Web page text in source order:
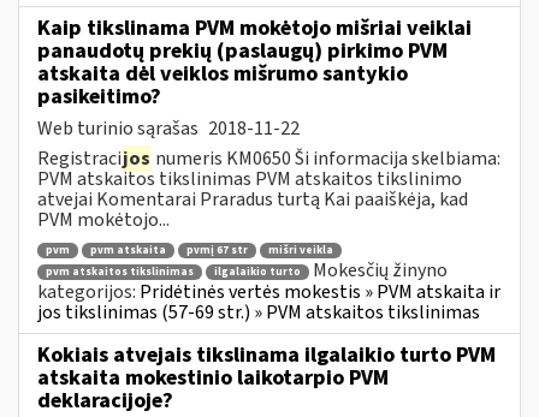
Kaip tikslinama PVM mokėtojo mišriai veiklai
panaudotų prekių (paslaugų) pirkimo PVM
atskaita dėl veiklos mišrumo santykio
pasikeitimo?
Web turinio sąrašas 2018-11-22
Registracijos numeris KM0650 Ši informacija skelbiama:
PVM atskaitos tikslinimas PVM atskaitos tikslinimo
atvejai Komentarai Praradus turtą Kai paaiškėja, kad
PVM mokėtojo...
pvm pvm atskaita pvmį 67 str
mišri veikla
pvm atskaitos tikslinimas
ilgalaikio turto
Mokesčių žinyno
kategorijos: Pridėtinės vertės mokestis » PVM atskaita ir
jos tikslinimas (57-69 str.) » PVM atskaitos tikslinimas
Kokiais atvejais tikslinama ilgalaikio turto PVM
atskaita mokestinio laikotarpio PVM
deklaracijoje?